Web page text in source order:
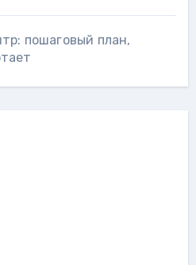
пошаговый план,